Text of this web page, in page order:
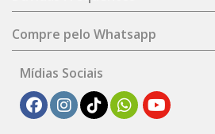
Compre pelo Whatsapp
Mídias Sociais